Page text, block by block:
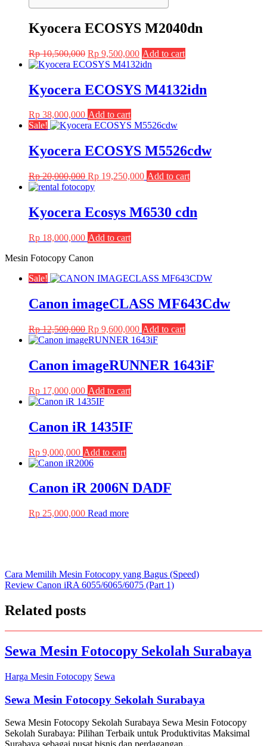
Kyocera ECOSYS M2040dn
Rp10,500,000 Original
price
Rp 10,500,000.
Rp 9,500,000Current
price
Rp 9,500,000.
Add to cart
Kyocera ECOSYS M4132idn
Rp 38,000,000 Add to cart
Sale!
Kyocera ECOSYS M5526cdw
Rp20,000,000 Original
price
Rp 20,000,000.
Rp 19,250,000Current
Rp 19,250,000.
Add to cart
Kyocera Ecosys M6530 cdn
Rp 18,000,000 Add to cart
Mesin Fotocopy Canon
Sale!
Canon imageCLASS MF643Cdw
Rp12,500,000 Original
price
Rp 12,500,000.
Rp 9,600,000Current
price
Rp 9,600,000.
Add to cart
Canon imageRUNNER 1643iF
Rp 17,000,000 Add to cart
Canon iR 1435IF
Rp 9,000,000 Add to cart
Canon iR 2006N DADF
Rp 25,000,000 Read more
Post
navigation
Cara Memilih Mesin Fotocopy yang Bagus (Speed)
Review Canon iRA 6055/6065/6075 (Part 1)
Related posts
Sewa Mesin Fotocopy Sekolah Surabaya
Harga Mesin Fotocopy Sewa
Sewa Mesin Fotocopy Sekolah Surabaya
Sewa Mesin Fotocopy Sekolah Surabaya Sewa Mesin Fotocopy
Sekolah Surabaya: Pilihan Terbaik untuk Produktivitas Maksimal